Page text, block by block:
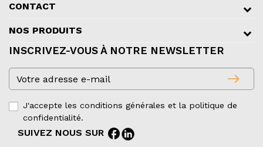
CONTACT
NOS PRODUITS
INSCRIVEZ-VOUS À NOTRE NEWSLETTER
east
J'accepte les conditions générales et la politique de
confidentialité.
SUIVEZ NOUS SUR facebook